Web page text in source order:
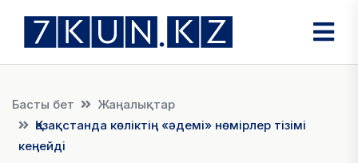
Басты бет
Жаңалықтар
Қазақстанда көліктің «әдемі» нөмірлер тізімі
кеңейді